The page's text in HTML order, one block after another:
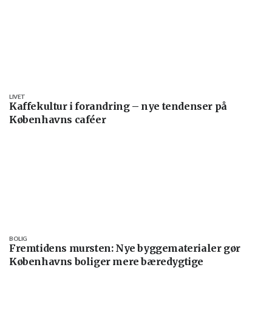
Kaffekultur i forandring – nye tendenser på
Københavns caféer
LIVET
Fremtidens mursten: Nye byggematerialer gør
Københavns boliger mere bæredygtige
BOLIG